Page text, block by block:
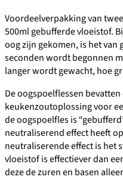
Voordeelverpakking van
500ml gebufferde vloeistof.
oog zijn gekomen, is het
seconden wordt begonnen
langer wordt gewacht, hoe
De oogspoelflessen
keukenzoutoplossing voor
de oogspoelfles is
neutraliserend effect heeft
neutraliserende effect is het
vloeistof is effectiever dan
deze de zuren en basen